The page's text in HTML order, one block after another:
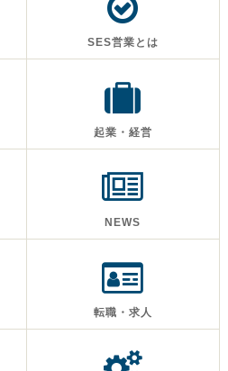
SES営業とは
起業・経営
NEWS
転職・求人